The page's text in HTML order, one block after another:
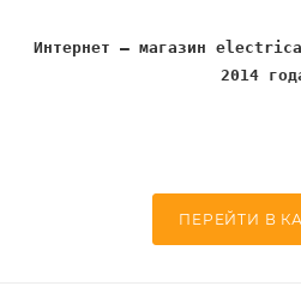
Интернет – магазин
2014
ПЕРЕЙТИ В